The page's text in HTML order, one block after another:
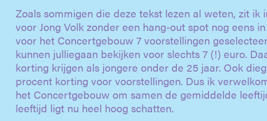
Zoals sommigen die deze tekst lezen al weten, zit ik
voor Jong Volk zonder een hang-out spot nog eens
voor het Concertgebouw 7 voorstellingen
kunnen julliegaan bekijken voor slechts 7 (!) euro.
korting krijgen als jongere onder de 25 jaar. Ook
procent korting voor voorstellingen. Dus ik
het Concertgebouw om samen de gemiddelde
leeftijd ligt nu heel hoog schatten.